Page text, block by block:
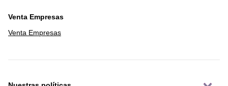
Venta Empresas
Venta Empresas